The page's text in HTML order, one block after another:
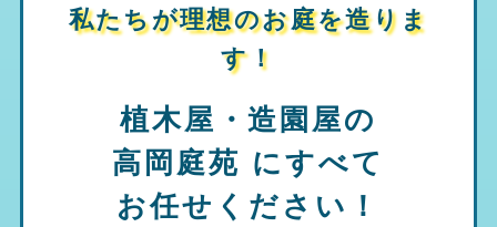
私たちが理想のお庭を造りま
す！
植木屋・造園屋の
高岡庭苑 にすべて
お任せください！